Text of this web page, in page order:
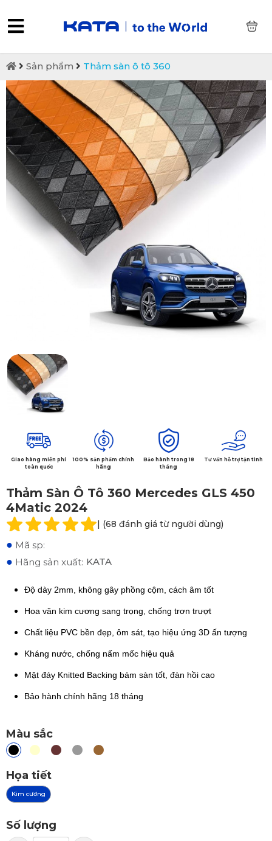
Sản phẩm Thảm sàn ô tô 360
Giao hàng miễn phí
toàn quốc
100% sản phẩm chính
hãng
Bảo hành trong 18
tháng
Tư vấn hỗ trợ tận tình
Thảm Sàn Ô Tô 360 Mercedes GLS 450
4Matic 2024
| (68 đánh giá từ người dùng)
● Mã sp:
● Hãng sản xuất: KATA
Độ dày 2mm, không gây phồng cộm, cách âm tốt
Hoa văn kim cương sang trọng, chống trơn trượt
Chất liệu PVC bền đẹp, ôm sát, tạo hiệu ứng 3D ấn tượng
Kháng nước, chống nấm mốc hiệu quả
Mặt đáy Knitted Backing bám sàn tốt, đàn hồi cao
Bảo hành chính hãng 18 tháng
Màu sắc
Họa tiết
Kim cương
Số lượng